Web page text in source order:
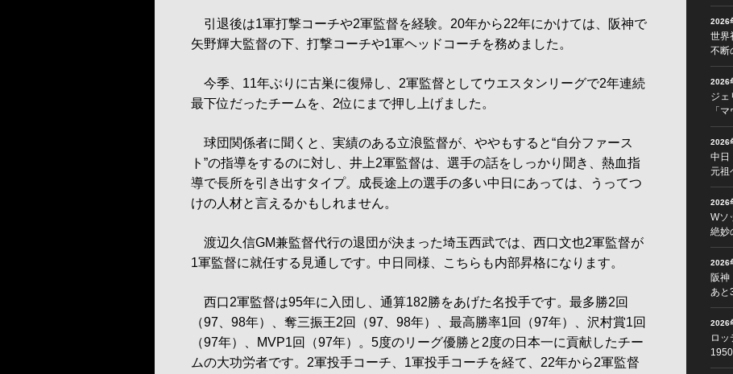
引退後は1軍打撃コーチや2軍監督を経験。20年から22年にかけては、阪神で
矢野輝大監督の下、打撃コーチや1軍ヘッドコーチを務めました。
今季、11年ぶりに古巣に復帰し、2軍監督としてウエスタンリーグで2年連続
最下位だったチームを、2位にまで押し上げました。
球団関係者に聞くと、実績のある立浪監督が、ややもすると“自分ファース
ト”の指導をするのに対し、井上2軍監督は、選手の話をしっかり聞き、熱血指
導で長所を引き出すタイプ。成長途上の選手の多い中日にあっては、うってつ
けの人材と言えるかもしれません。
渡辺久信GM兼監督代行の退団が決まった埼玉西武では、西口文也2軍監督が
1軍監督に就任する見通しです。中日同様、こちらも内部昇格になります。
西口2軍監督は95年に入団し、通算182勝をあげた名投手です。最多勝2回
（97、98年）、奪三振王2回（97、98年）、最高勝率1回（97年）、沢村賞1回
（97年）、MVP1回（97年）。5度のリーグ優勝と2度の日本一に貢献したチー
ムの大功労者です。2軍投手コーチ、1軍投手コーチを経て、22年から2軍監督
2026
世界
不断
2026
ジェ
「
2026
中日
元祖
2026
Wソ
絶妙
2026
阪神
あと
2026
ロ